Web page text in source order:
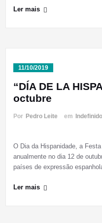
Ler mais
11/10/2019
“DÍA DE LA
octubre
Por Pedro Leite em Indefinido
O Dia da Hispanidade, a
anualmente no dia 12 de
países de expressão
Ler mais